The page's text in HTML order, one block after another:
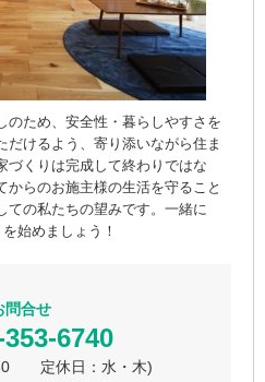
のため、安全性・暮らしやすさを
だけるよう、寄り添いながら住ま
づくりは完成して終わりではな
からのお施主様の生活を守ること
ての私たちの望みです。一緒に
始めましょう！
問合せ
353-6740
定休日：水・木)